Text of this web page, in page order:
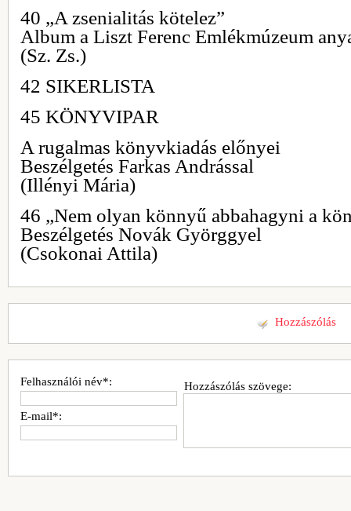
40 „A zsenialitás kötelez”
Album a Liszt Ferenc Emlékmúzeum
(Sz. Zs.)
42 SIKERLISTA
45 KÖNYVIPAR
A rugalmas könyvkiadás előnyei
Beszélgetés Farkas Andrással
(Illényi Mária)
46 „Nem olyan könnyű abbahagyni a
Beszélgetés Novák Györggyel
(Csokonai Attila)
Hozzászólás
Hozzászólás szövege:
Felhasználói név*:
E-mail*: